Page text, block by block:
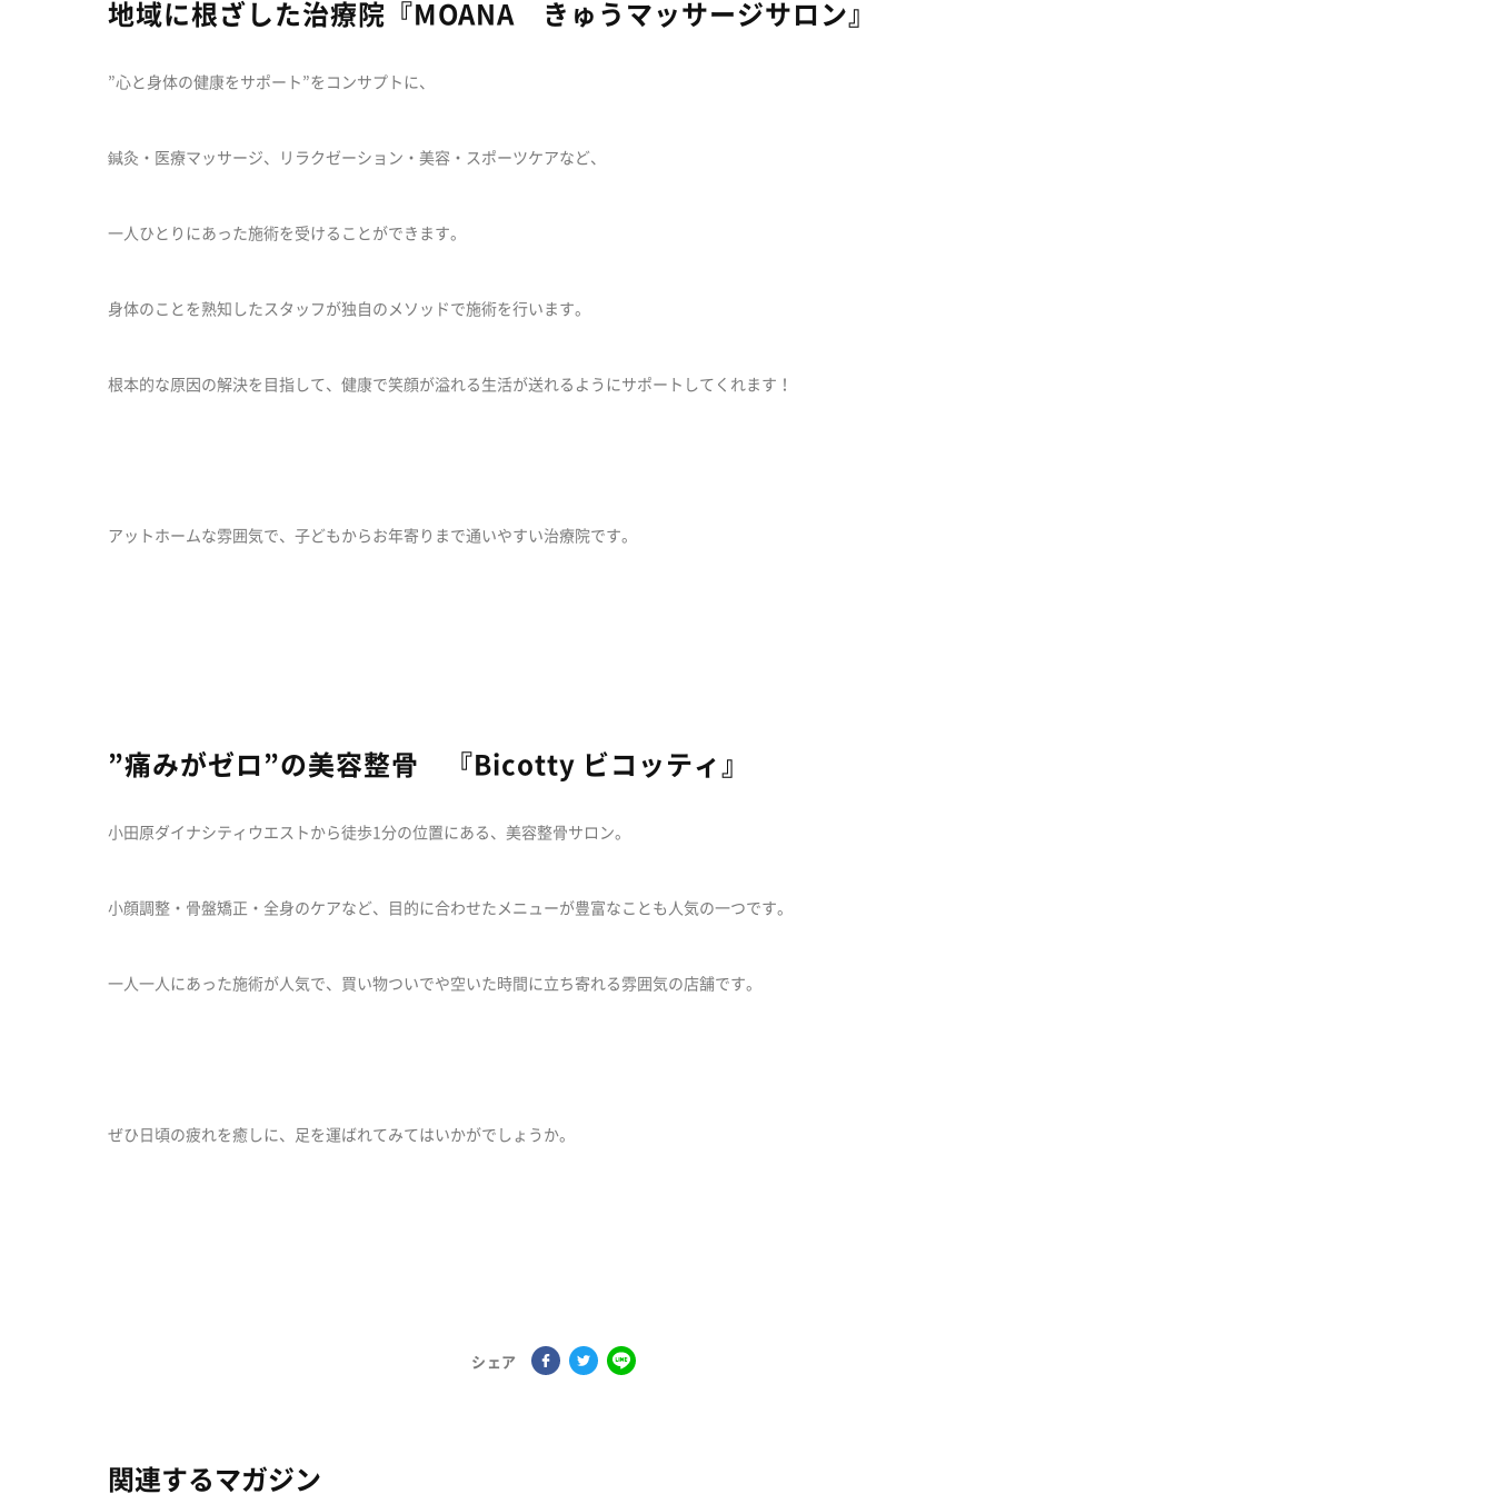
地域に根ざした治療院『MOANA きゅうマッサージサロン』
”心と身体の健康をサポート”をコンサプトに、
鍼灸・医療マッサージ、リラクゼーション・美容・スポーツケアなど、
一人ひとりにあった施術を受けることができます。
身体のことを熟知したスタッフが独自のメソッドで施術を行います。
根本的な原因の解決を目指して、健康で笑顔が溢れる生活が送れるようにサポートしてくれます！
アットホームな雰囲気で、子どもからお年寄りまで通いやすい治療院です。
”痛みがゼロ”の美容整骨 『Bicotty ビコッティ』
小田原ダイナシティウエストから徒歩1分の位置にある、美容整骨サロン。
小顔調整・骨盤矯正・全身のケアなど、目的に合わせたメニューが豊富なことも人気の一つです。
一人一人にあった施術が人気で、買い物ついでや空いた時間に立ち寄れる雰囲気の店舗です。
ぜひ日頃の疲れを癒しに、足を運ばれてみてはいかがでしょうか。
シェア
関連するマガジン